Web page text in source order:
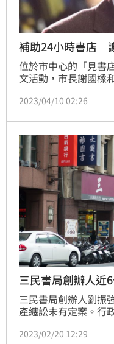
補助24小時書店
位於市中心的「見書
文活動，市長謝國樑
「劇透」這訊息獲熱
2023/04/10 02:26
三民書局創辦人
三民書局創辦人劉振
產纏訟未有定案。行
數徵起。
2023/02/20 12:29